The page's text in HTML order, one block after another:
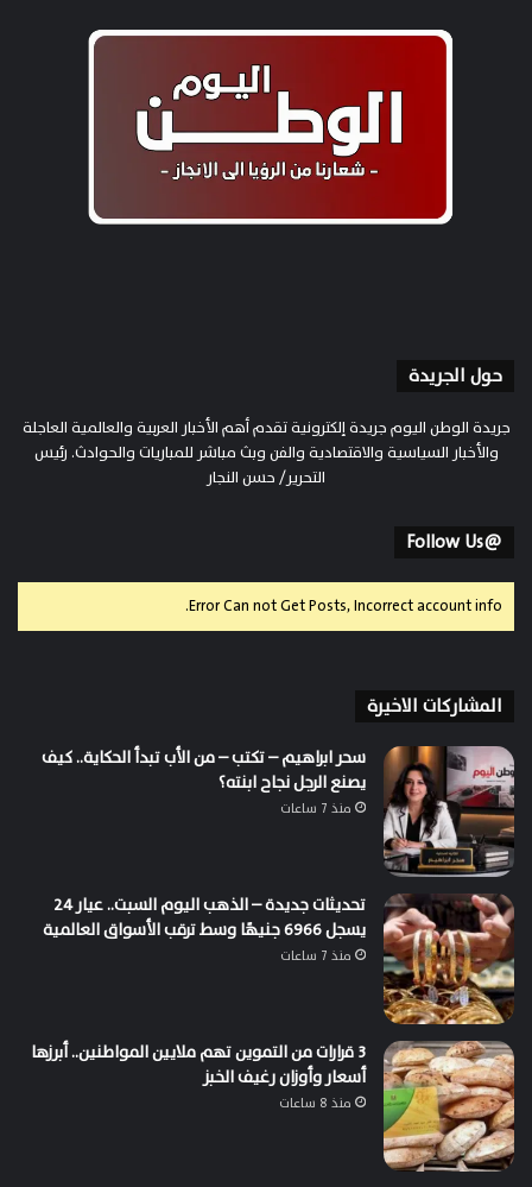
حول الجريدة
جريدة الوطن اليوم جريدة إلكترونية تقدم أهم الأخبار العربية والعالمية العاجلة
والأخبار السياسية والاقتصادية والفن وبث مباشر للمباريات والحوادث. رئيس
التحرير/ حسن النجار
@Follow Us
Error Can not Get Posts, Incorrect account info.
المشاركات الاخيرة
سحر ابراهيم – تكتب – من الأب تبدأ الحكاية.. كيف
يصنع الرجل نجاح ابنته؟
منذ 7 ساعات
تحديثات جديدة – الذهب اليوم السبت.. عيار 24
يسجل 6966 جنيهًا وسط ترقب الأسواق العالمية
منذ 7 ساعات
3 قرارات من التموين تهم ملايين المواطنين.. أبرزها
أسعار وأوزان رغيف الخبز
منذ 8 ساعات